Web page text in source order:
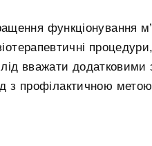
функціонування
процедури,
вважати
з профілактичною